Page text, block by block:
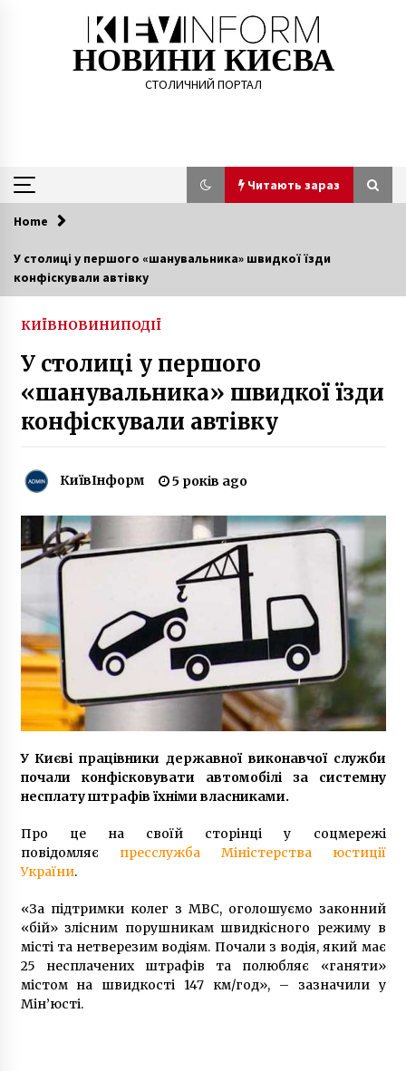
НОВИНИ КИЄВА
СТОЛИЧНИЙ ПОРТАЛ
Читають зараз
Читають зараз
«Ми реально перегнули палку»: пасажирка,
яка ненавидить українську мову, вибачилася
за інцидент у таксі Києва
5 років ago
У київському спортзалі відвідувач влаштував
стрілянину
коронавірусом студент
Голова Комітету арбітрів Федерації футболу
України потрапив у ДТП
5 років ago
Прокурор Кулик побудував додатковий
поверх в елітному ЖК в центрі Києва, – ЗМІ
(ВІДЕО)
7 років ago
Ще двом поліцейським з Кагарлика обрали
Почему появляется второй подбородок
Київ відзначає день міста: програма свята
6 років ago
Home
У столиці у першого «шанувальника» швидкої їзди
конфіскували автівку
КИЇВНОВИНИПОДІЇ
У столиці у першого
«шанувальника» швидкої їзди
конфіскували автівку
КиївІнформ 5 років ago
У Києві працівники державної виконавчої служби
почали конфісковувати автомобілі за системну
несплату штрафів їхніми власниками.
Про це на своїй сторінці у соцмережі
повідомляє пресслужба Міністерства юстиції
України.
«За підтримки колег з МВС, оголошуємо законний
«бій» злісним порушникам швидкісного режиму в
місті та нетверезим водіям. Почали з водія, який має
25 несплачених штрафів та полюбляє «ганяти»
містом на швидкості 147 км/год», – зазначили у
Мін’юсті.